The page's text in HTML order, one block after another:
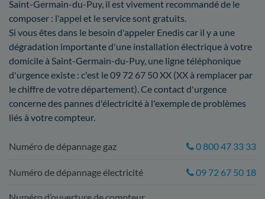
Saint-Germain-du-Puy, il est vivement recommandé de le
composer : l'appel et le service sont gratuits.
Si vous êtes dans le besoin d'appeler Enedis car il y a une
dégradation importante d'une installation électrique à votre
domicile à Saint-Germain-du-Puy, une ligne téléphonique
d'urgence existe : c'est le 09 72 67 50 XX (XX à remplacer par
le chiffre de votre département). Ce contact d'urgence
concerne des pannes d'électricité à l'exemple de problèmes
liés à votre compteur.
Numéro de dépannage gaz 0 800 47 33 33
Numéro de dépannage électricité 09 72 67 50 18